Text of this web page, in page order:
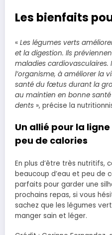
Les bienfaits
« Les légumes verts
et la digestion. Ils
maladies cardiovasculaires.
l’organisme, à améliorer la
santé du fœtus durant la
au maintien en bonne
dents », précise la
Un allié pour la
peu de calories
En plus d’être très nutritifs,
beaucoup d’eau et peu de
parfaits pour garder une
prochains repas, si vous
sachez que les légumes
manger sain et léger.